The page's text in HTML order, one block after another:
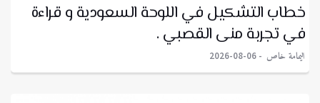
خطاب التشكيل في اللوحة السعودية و قراءة
في تجربة منى القصبي .
اليمامة خاص 2026-08-06